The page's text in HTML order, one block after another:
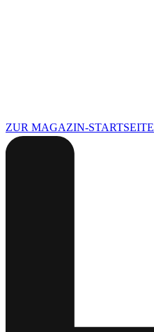
ZUR MAGAZIN-STARTSEITE